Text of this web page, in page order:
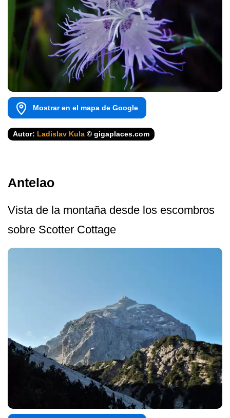
Mostrar en el mapa de Google
Autor: Ladislav Kula © gigaplaces.com
Antelao
Vista de la montaña desde los escombros
sobre Scotter Cottage